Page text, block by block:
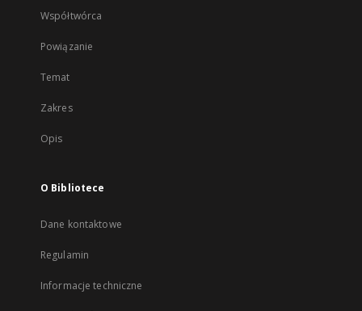
Współtwórca
Powiązanie
Temat
Zakres
Opis
O Bibliotece
Dane kontaktowe
Regulamin
Informacje techniczne